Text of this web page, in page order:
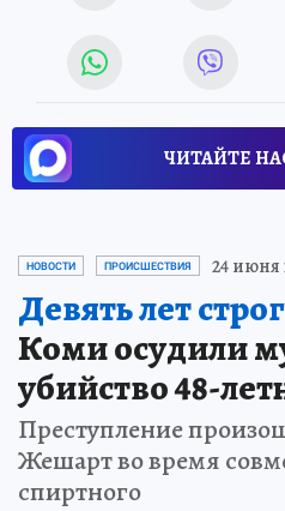
ЧИТАЙТЕ
НОВОСТИ ПРОИСШЕСТВИЯ 24 июня
Девять лет
Коми осудили
убийство 48-
Преступление
Жешарт во время
спиртного